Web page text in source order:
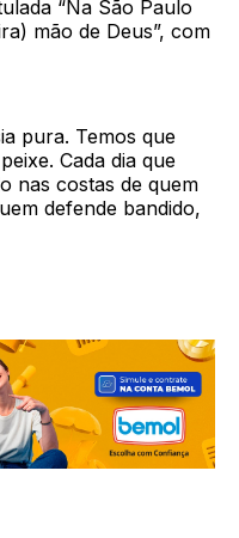
“Na São Paulo
mão de Deus”, com
pura. Temos que
Cada dia que
nas costas de quem
defende bandido,